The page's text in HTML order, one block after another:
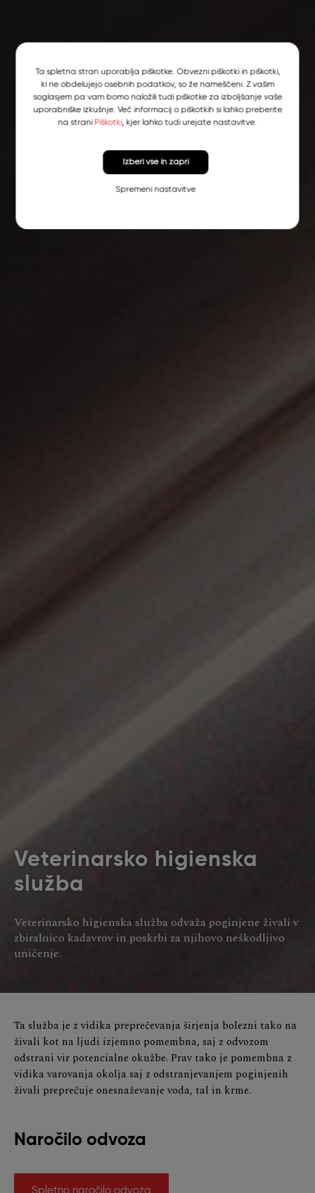
Veterinarsko higienska
služba
Veterinarsko higienska služba odvaža poginjene živali v
zbiralnico kadavrov in poskrbi za njihovo neškodljivo
uničenje.
Ta služba je z vidika preprečevanja širjenja bolezni tako na
živali kot na ljudi izjemno pomembna, saj z odvozom
odstrani vir potencialne okužbe. Prav tako je pomembna z
vidika varovanja okolja saj z odstranjevanjem poginjenih
živali preprečuje onesnaževanje voda, tal in krme.
Naročilo odvoza
Spletno naročilo odvoza
Ta spletna stran uporablja piškotke. Obvezni piškotki in piškotki,
ki ne obdelujejo osebnih podatkov, so že nameščeni. Z vašim
soglasjem pa vam bomo naložili tudi piškotke za izboljšanje vaše
uporabniške izkušnje. Več informacij o piškotkih si lahko preberite
na strani Piškotki, kjer lahko tudi urejate nastavitve.
Spremeni nastavitve
Izberi vse in zapri